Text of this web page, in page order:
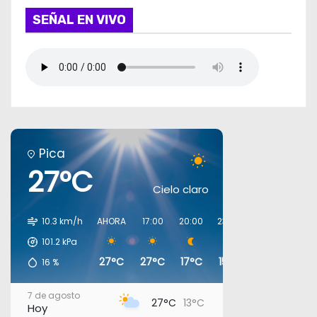
SEÑAL EN VIVO
Pica
27°C Cielo claro
10.3 km/h
101.2kPa
16 %
AHORA
27°C
17:00
27°C
20:00
17°C
23:00
15°C
7 de agosto
Hoy 27°C 13°C